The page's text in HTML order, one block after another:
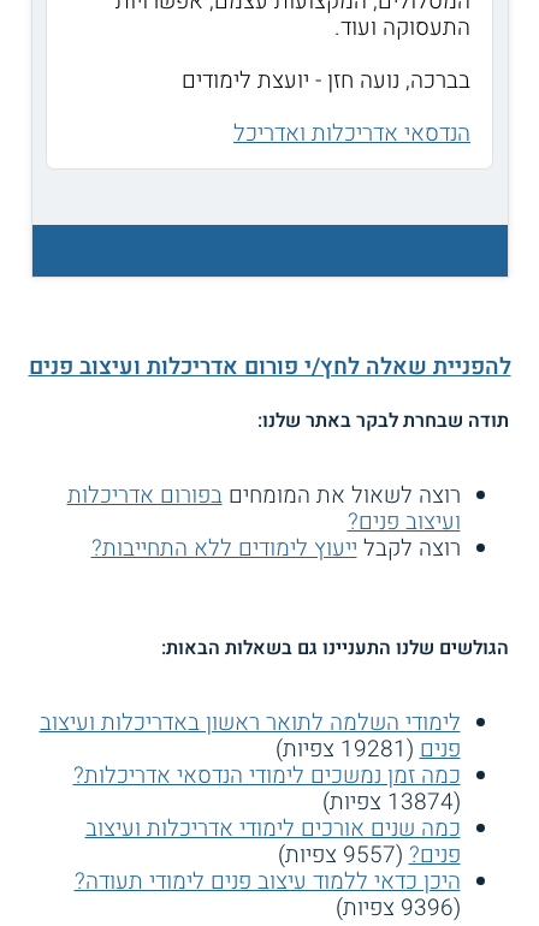
התעסוקה ועוד.
בברכה, נועה חזן - יועצת לימודים
הנדסאי אדריכלות ואדריכל
להפניית שאלה לחץ/י פורום אדריכלות ועיצוב פנים
תודה שבחרת לבקר באתר שלנו:
רוצה לשאול את המומחיםבפורום אדריכלות
ועיצוב פנים?
רוצה לקבלייעוץ לימודים ללא התחייבות?
הגולשים שלנו התעניינו גם בשאלות הבאות:
לימודי השלמה לתואר ראשון באדריכלות ועיצוב
פנים(19281 צפיות)
כמה זמן נמשכים לימודי הנדסאי אדריכלות?
(13874 צפיות)
כמה שנים אורכים לימודי אדריכלות ועיצוב
פנים?(9557 צפיות)
היכן כדאי ללמוד עיצוב פנים לימודי תעודה?
(9396 צפיות)